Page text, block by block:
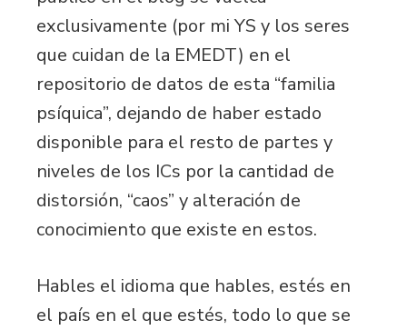
exclusivamente (por mi YS y los seres
que cuidan de la EMEDT) en el
repositorio de datos de esta “familia
psíquica”, dejando de haber estado
disponible para el resto de partes y
niveles de los ICs por la cantidad de
distorsión, “caos” y alteración de
conocimiento que existe en estos.
Hables el idioma que hables, estés en
el país en el que estés, todo lo que se